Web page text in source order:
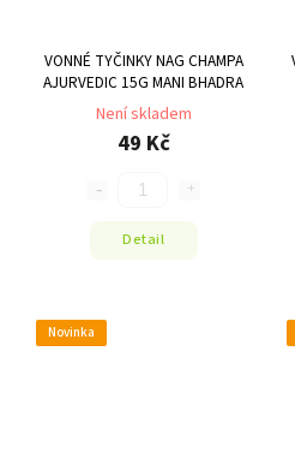
VONNÉ TYČINKY NAG CHAMPA
AJURVEDIC 15G MANI BHADRA
Není skladem
49 Kč
Detail
Novinka